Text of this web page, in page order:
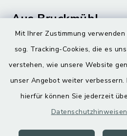
Mit Ihrer Zustimmung
sog. Tracking-Cookies, die es
verstehen, wie unsere Website
unser Angebot weiter
hierfür können Sie jederzeit
Datenschutzhinweisen
Aus Bruckmühl
Digitaler Ortsplan